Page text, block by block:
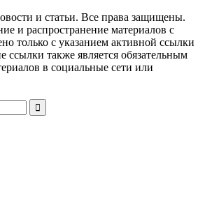
и статьи. Все права защищены.
и распространение материалов с
только с указанием активной ссылки
ссылки также является обязательным
в социальные сети или